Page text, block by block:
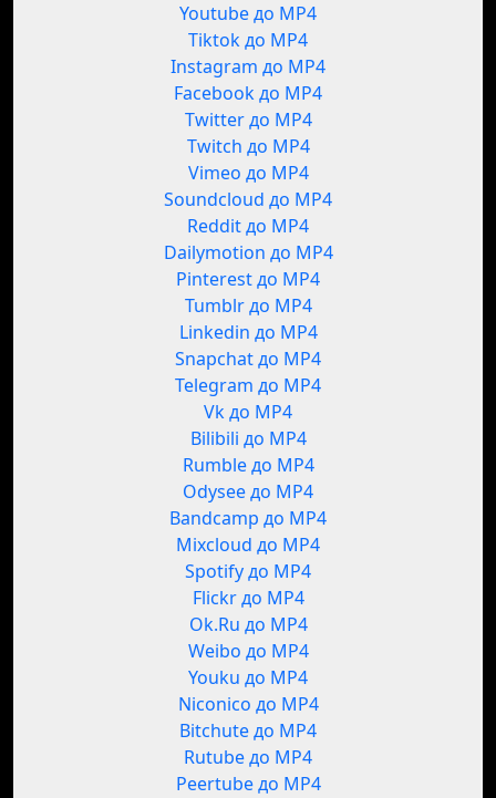
Youtube до MP4
Tiktok до MP4
Instagram до MP4
Facebook до MP4
Twitter до MP4
Twitch до MP4
Vimeo до MP4
Soundcloud до MP4
Reddit до MP4
Dailymotion до MP4
Pinterest до MP4
Tumblr до MP4
Linkedin до MP4
Snapchat до MP4
Telegram до MP4
Vk до MP4
Bilibili до MP4
Rumble до MP4
Odysee до MP4
Bandcamp до MP4
Mixcloud до MP4
Spotify до MP4
Flickr до MP4
Ok.Ru до MP4
Weibo до MP4
Youku до MP4
Niconico до MP4
Bitchute до MP4
Rutube до MP4
Peertube до MP4